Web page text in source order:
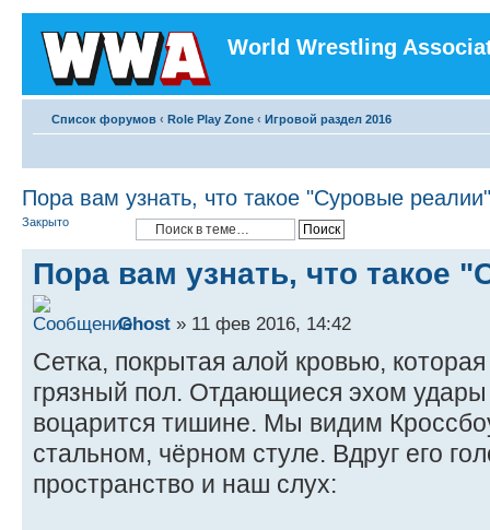
World Wrestling
Список форумов ‹ Role Play Zone ‹ Игровой раздел 2016
Пора вам узнать, что такое "Суровые
Закрыто
Пора вам узнать, что такое
Ghost » 11 фев 2016, 14:42
Сетка, покрытая алой кровью,
грязный пол. Отдающиеся эхом
воцарится тишине. Мы видим
стальном, чёрном стуле. Вдруг его
пространство и наш слух: